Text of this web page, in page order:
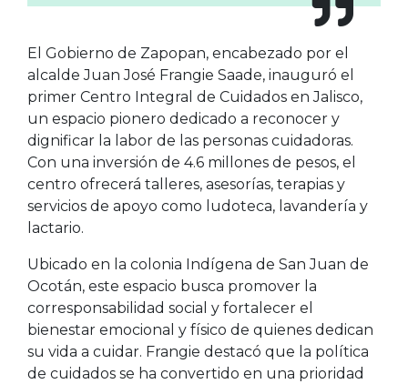
El Gobierno de Zapopan, encabezado por el
alcalde Juan José Frangie Saade, inauguró el
primer Centro Integral de Cuidados en Jalisco,
un espacio pionero dedicado a reconocer y
dignificar la labor de las personas cuidadoras.
Con una inversión de 4.6 millones de pesos, el
centro ofrecerá talleres, asesorías, terapias y
servicios de apoyo como ludoteca, lavandería y
lactario.
Ubicado en la colonia Indígena de San Juan de
Ocotán, este espacio busca promover la
corresponsabilidad social y fortalecer el
bienestar emocional y físico de quienes dedican
su vida a cuidar. Frangie destacó que la política
de cuidados se ha convertido en una prioridad